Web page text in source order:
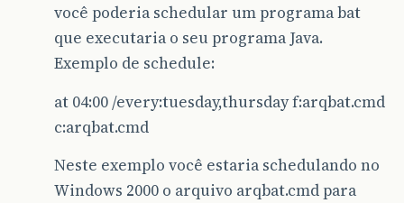
você poderia schedular um programa bat
que executaria o seu programa Java.
Exemplo de schedule:
at 04:00 /every:tuesday,thursday f:arqbat.cmd
c:arqbat.cmd
Neste exemplo você estaria schedulando no
Windows 2000 o arquivo arqbat.cmd para